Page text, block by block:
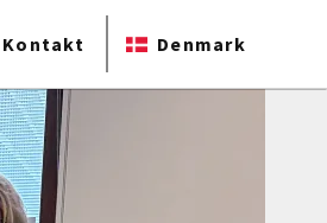
Kontakt Denmark